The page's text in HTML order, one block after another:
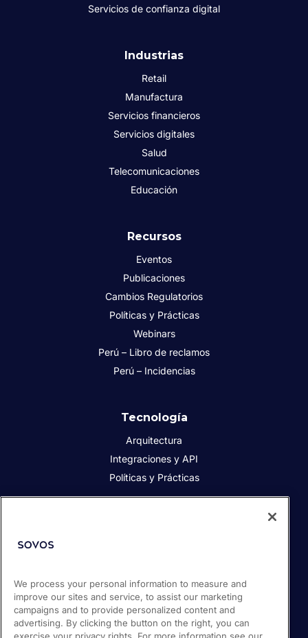
Servicios de confianza digital
Industrias
Retail
Manufactura
Servicios financieros
Servicios digitales
Salud
Telecomunicaciones
Educación
Recursos
Eventos
Publicaciones
Cambios Regulatorios
Políticas y Prácticas
Webinars
Perú – Libro de reclamos
Perú – Incidencias
Tecnología
Arquitectura
Integraciones y API
Políticas y Prácticas
Responsabilidad social
Soporte / Portal de clientes
Empleos
We process your personal information to measure and
improve our sites and service, to assist our marketing
campaigns and to provide personalized content and
advertising. By clicking the button on the right, you can